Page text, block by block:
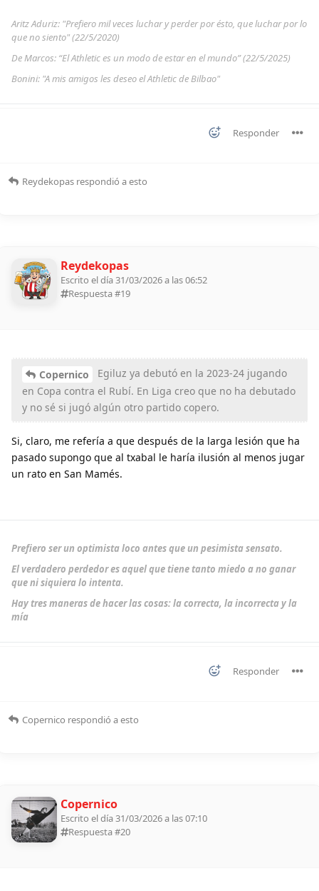
Aritz Aduriz: "Prefiero mil veces luchar y perder por ésto, que luchar por lo
que no siento" (22/5/2020)
De Marcos: “El Athletic es un modo de estar en el mundo” (22/5/2025)
Bonini: "A mis amigos les deseo el Athletic de Bilbao"
Responder
Reydekopas respondió a esto
Reydekopas
Escrito el día 31/03/2026 a las 06:52
Respuesta #19
Copernico
Egiluz ya debutó en la 2023-24 jugando
en Copa contra el Rubí. En Liga creo que no ha debutado
y no sé si jugó algún otro partido copero.
Si, claro, me refería a que después de la larga lesión que ha
pasado supongo que al txabal le haría ilusión al menos jugar
un rato en San Mamés.
Prefiero ser un optimista loco antes que un pesimista sensato.
El verdadero perdedor es aquel que tiene tanto miedo a no ganar
que ni siquiera lo intenta.
Hay tres maneras de hacer las cosas: la correcta, la incorrecta y la
mía
Responder
Copernico respondió a esto
Copernico
Escrito el día 31/03/2026 a las 07:10
Respuesta #20